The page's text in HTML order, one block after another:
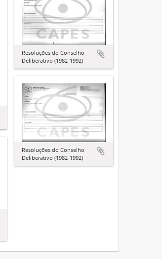
Resoluções do Conselho
Deliberativo (1982-1992)
Resoluções do Conselho
Deliberativo (1982-1992)